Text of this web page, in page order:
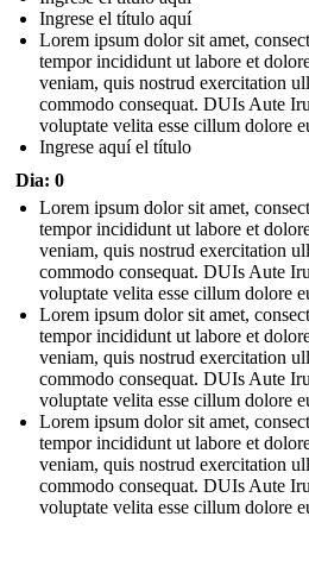
Ingrese el título aquí
Lorem ipsum dolor sit amet,
tempor incididunt ut labore et
veniam, quis nostrud exercitation
commodo consequat. DUIs Aute
voluptate velita esse cillum dolore
Ingrese aquí el título
Dia: 0
Lorem ipsum dolor sit amet,
tempor incididunt ut labore et
veniam, quis nostrud exercitation
commodo consequat. DUIs Aute
voluptate velita esse cillum dolore
Lorem ipsum dolor sit amet,
tempor incididunt ut labore et
veniam, quis nostrud exercitation
commodo consequat. DUIs Aute
voluptate velita esse cillum dolore
Lorem ipsum dolor sit amet,
tempor incididunt ut labore et
veniam, quis nostrud exercitation
commodo consequat. DUIs Aute
voluptate velita esse cillum dolore